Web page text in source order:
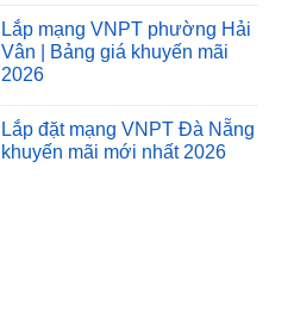
Lắp mạng VNPT phường Hải
Vân | Bảng giá khuyến mãi
2026
Lắp đặt mạng VNPT Đà Nẵng
khuyến mãi mới nhất 2026